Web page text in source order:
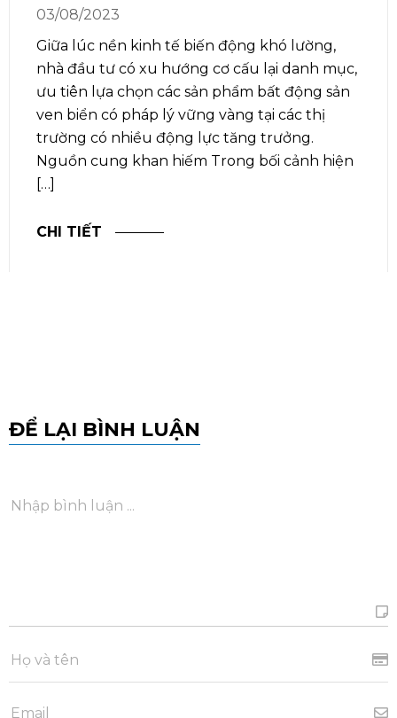
03/08/2023
Giữa lúc nền kinh tế biến động khó lường,
nhà đầu tư có xu hướng cơ cấu lại danh mục,
ưu tiên lựa chọn các sản phẩm bất động sản
ven biển có pháp lý vững vàng tại các thị
trường có nhiều động lực tăng trưởng.
Nguồn cung khan hiếm Trong bối cảnh hiện
[…]
CHI TIẾT
ĐỂ LẠI BÌNH LUẬN